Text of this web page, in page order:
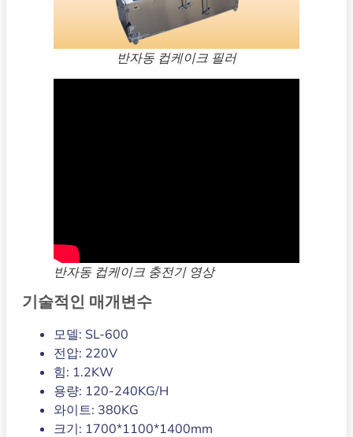
반자동 컵케이크 필러
반자동 컵케이크 충전기 영상
기술적인 매개변수
모델: SL-600
전압: 220V
힘: 1.2KW
용량: 120-240KG/H
와이트: 380KG
크기: 1700*1100*1400mm